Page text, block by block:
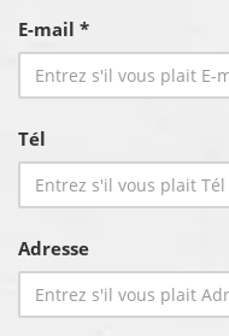
E-mail *
Tél
Adresse